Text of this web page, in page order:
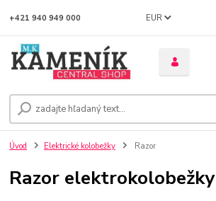
EUR
+421 940 949 000
Úvod Elektrické kolobežky Razor
Razor elektrokolobežky